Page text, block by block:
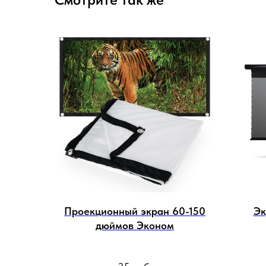
Проекционный экран 60-150
дюймов Эконом